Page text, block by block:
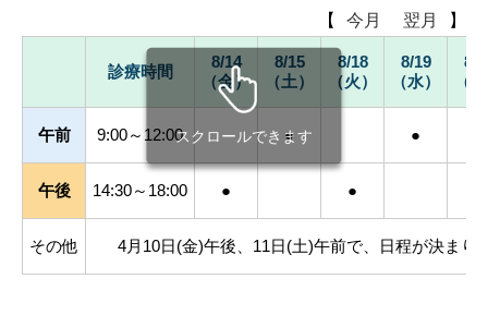
【 今月 翌月 】
スクロールできます
診療時間
8/14
（金）
8/15
（土）
8/18
（火）
8/19
（水）
8/
（
午前 9:00～12:00 ● ●
午後 14:30～18:00 ● ●
その他 4月10日(金)午後、11日(土)午前で、日程が決まり